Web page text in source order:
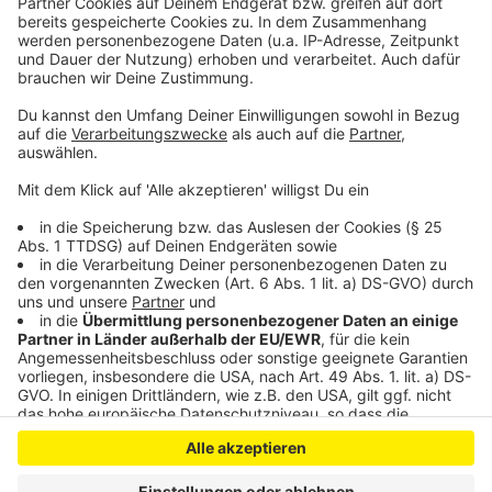
Anzeige
Rheinländer: Es gibt eben nichts, was nicht doch für
irgendwas gut ist! In diesem Sinne bleibt gesund und
habt eine schöne Adventszeit! Ich hol mir mal schnell
ne Tasse Tee und einen Keks dazu hier an mein Laptop
am Schreibtisch zuhause…
Anzeige
Anzeige